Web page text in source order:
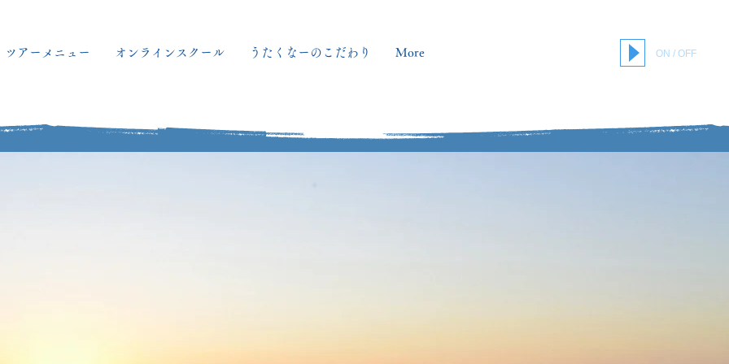
ツアーメニュー オンラインスクール うたくなーのこだわり More ON / OFF